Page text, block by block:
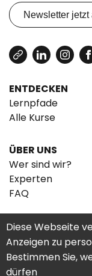
ENTDECKEN
Lernpfade
Alle Kurse
ÜBER UNS
Wer sind wir?
Experten
FAQ
Diese Webseite
Anzeigen zu
Bestimmen Sie,
dürfen